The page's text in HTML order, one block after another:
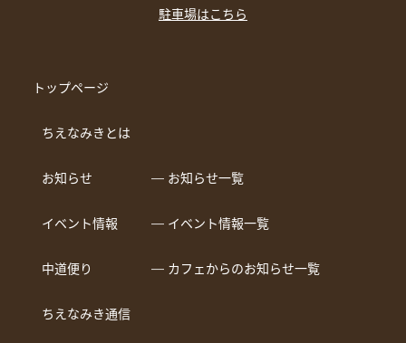
駐車場はこちら
トップページ
ちえなみきとは
お知らせ ― お知らせ一覧
イベント情報 ― イベント情報一覧
中道便り ― カフェからのお知らせ一覧
ちえなみき通信